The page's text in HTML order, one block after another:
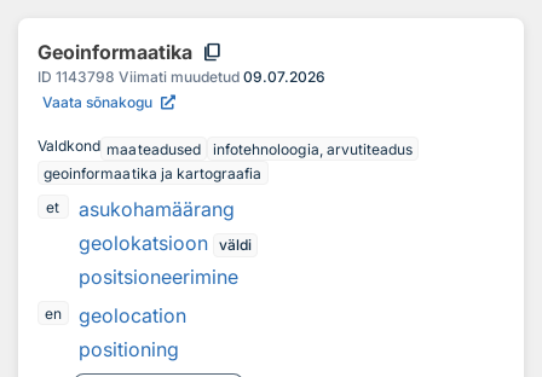
Geoinformaatika content_copy
ID 1143798 Viimati muudetud 09.07.2026
Vaata sõnakogu
Valdkond maateadused
infotehnoloogia, arvutiteadus
geoinformaatika ja kartograafia
et
asukohamäärang
geolokatsioon väldi
positsioneerimine
en
geolocation
positioning